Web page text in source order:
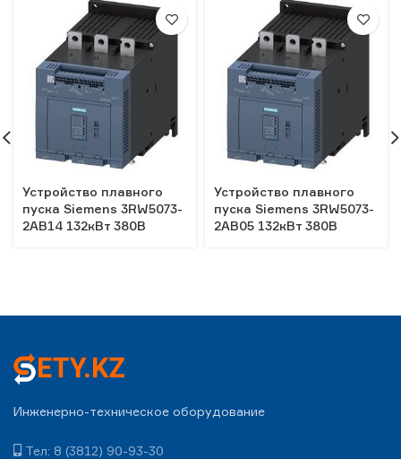
Устройство плавного
пуска Siemens 3RW5073-
2AB14 132кВт 380В
Устройство плавного
пуска Siemens 3RW5073-
2AB05 132кВт 380В
Инженерно-техническое оборудование
Тел: 8 (3812) 90-93-30